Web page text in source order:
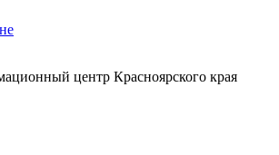
центр Красноярского края